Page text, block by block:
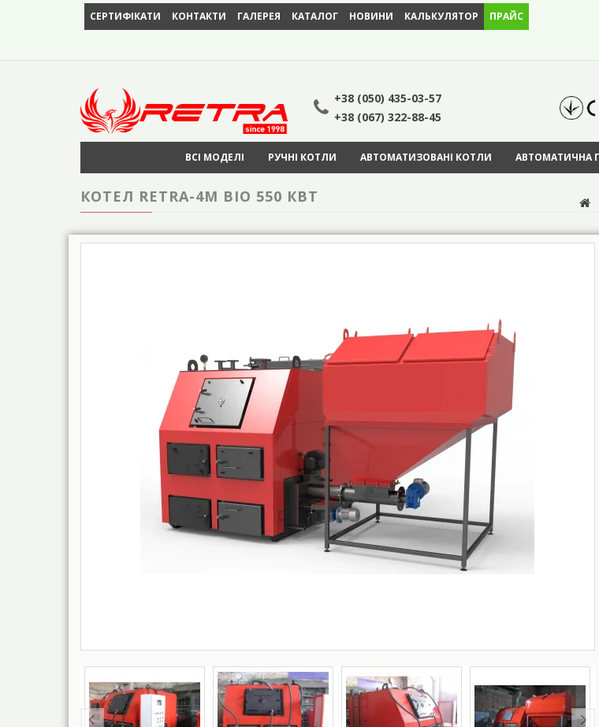
СЕРТИФІКАТИ КОНТАКТИ ГАЛЕРЕЯ КАТАЛОГ НОВИНИ КАЛЬКУЛЯТОР ПРАЙС
+38 (050) 435-03-57
+38 (067) 322-88-45
ВСІ МОДЕЛІ РУЧНІ КОТЛИ АВТОМАТИЗОВАНІ КОТЛИ АВТОМАТИЧНА
КОТЕЛ RETRA-4М BIO 550 КВТ